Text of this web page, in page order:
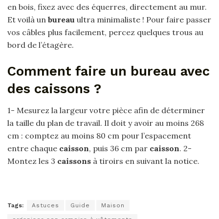
en bois, fixez avec des équerres, directement au mur.
Et voilà un bureau ultra minimaliste ! Pour faire passer
vos câbles plus facilement, percez quelques trous au
bord de l’étagère.
Comment faire un bureau avec
des caissons ?
1- Mesurez la largeur votre pièce afin de déterminer
la taille du plan de travail. Il doit y avoir au moins 268
cm : comptez au moins 80 cm pour l’espacement
entre chaque caisson, puis 36 cm par caisson. 2-
Montez les 3 caissons à tiroirs en suivant la notice.
Tags: Astuces Guide Maison